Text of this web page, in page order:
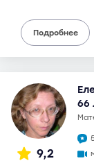
Подробнее
9,2
66